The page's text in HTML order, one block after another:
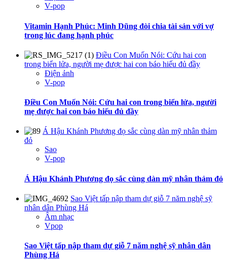
V-pop
Vitamin Hạnh Phúc: Minh Dũng đòi chia tài sản với vợ
trong lúc đang hạnh phúc
Điều Con Muốn Nói: Cứu hai con
trong biển lửa, người mẹ được hai con báo hiếu đủ đầy
Điện ảnh
V-pop
Điều Con Muốn Nói: Cứu hai con trong biển lửa, người
mẹ được hai con báo hiếu đủ đầy
Á Hậu Khánh Phương đọ sắc cùng dàn mỹ nhân thảm
đỏ
Sao
V-pop
Á Hậu Khánh Phương đọ sắc cùng dàn mỹ nhân thảm đỏ
Sao Việt tấp nập tham dự giỗ 7 năm nghệ sỹ
nhân dân Phùng Há
Âm nhạc
Vpop
Sao Việt tấp nập tham dự giỗ 7 năm nghệ sỹ nhân dân
Phùng Há